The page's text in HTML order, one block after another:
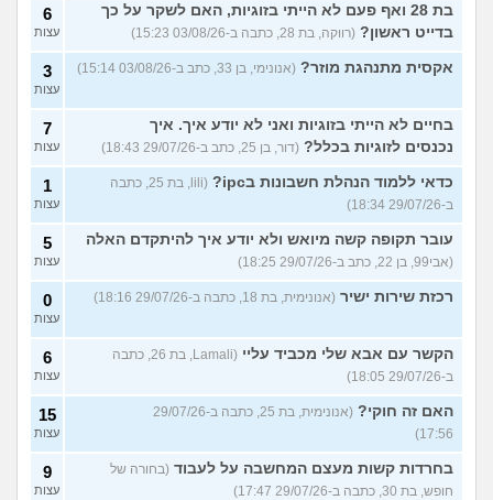
בת 28 ואף פעם לא הייתי בזוגיות, האם לשקר על כך
בדייט ראשון? (רווקה, בת 28, כתבה ב-03/08/26 15:23)
6
עצות
אקסית מתנהגת מוזר? (אנונימי, בן 33, כתב ב-03/08/26 15:14) 3
עצות
בחיים לא הייתי בזוגיות ואני לא יודע איך. איך
נכנסים לזוגיות בכלל? (דור, בן 25, כתב ב-29/07/26 18:43)
7
עצות
כדאי ללמוד הנהלת חשבונות בipc?
(lili, בת 25, כתבה
ב-29/07/26 18:34)
1
עצות
עובר תקופה קשה מיואש ולא יודע איך להיתקדם האלה
(אבי99, בן 22, כתב ב-29/07/26 18:25)
5
עצות
רכזת שירות ישיר (אנונימית, בת 18, כתבה ב-29/07/26 18:16) 0
עצות
הקשר עם אבא שלי מכביד עליי
(Lamali, בת 26, כתבה
ב-29/07/26 18:05)
6
עצות
האם זה חוקי?
(אנונימית, בת 25, כתבה ב-29/07/26
17:56)
15
עצות
בחרדות קשות מעצם המחשבה על לעבוד (בחורה של
חופש, בת 30, כתבה ב-29/07/26 17:47)
9
עצות